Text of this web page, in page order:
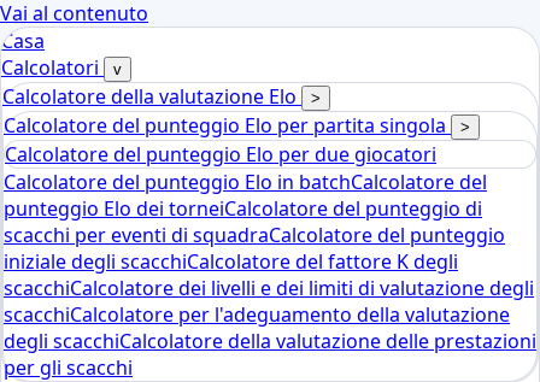
Vai al contenuto
Casa
Calcolatori
v
Calcolatore della valutazione Elo >
Calcolatore del punteggio Elo per partita singola >
Calcolatore del punteggio Elo per due giocatori
Calcolatore del punteggio Elo in batchCalcolatore del
punteggio Elo dei torneiCalcolatore del punteggio di
scacchi per eventi di squadraCalcolatore del punteggio
iniziale degli scacchiCalcolatore del fattore K degli
scacchiCalcolatore dei livelli e dei limiti di valutazione degli
scacchiCalcolatore per l'adeguamento della valutazione
degli scacchiCalcolatore della valutazione delle prestazioni
per gli scacchi